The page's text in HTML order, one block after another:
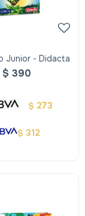
Junior - Didacta
$ 390
$ 273
$ 312